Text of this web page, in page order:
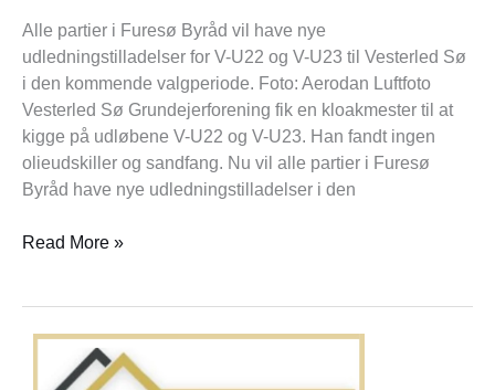
Alle partier i Furesø Byråd vil have nye
udledningstilladelser for V-U22 og V-U23 til Vesterled Sø
i den kommende valgperiode. Foto: Aerodan Luftfoto
Vesterled Sø Grundejerforening fik en kloakmester til at
kigge på udløbene V-U22 og V-U23. Han fandt ingen
olieudskiller og sandfang. Nu vil alle partier i Furesø
Byråd have nye udledningstilladelser i den
Read More »